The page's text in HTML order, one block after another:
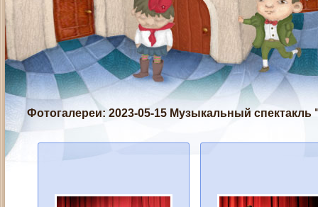
Фотогалереи: 2023-05-15 Музыкальный